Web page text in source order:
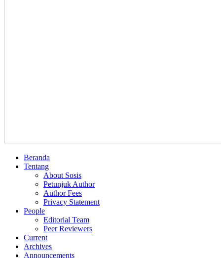
Beranda
Tentang
About Sosis
Petunjuk Author
Author Fees
Privacy Statement
People
Editorial Team
Peer Reviewers
Current
Archives
Announcements